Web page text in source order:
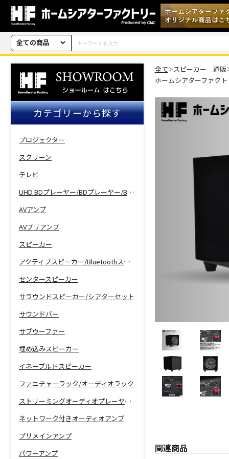
全ての商品
カテゴリーから探す
プロジェクター
スクリーン
テレビ
UHD BDプレーヤー/BDプレーヤー/BDレコーダー
AVアンプ
AVプリアンプ
スピーカー
アクティブスピーカー/Bluetoothスピーカー
センタースピーカー
サラウンドスピーカー/シアターセット
サウンドバー
サブウーファー
埋め込みスピーカー
イネーブルドスピーカー
ファニチャーラック/オーディオラック
ストリーミングオーディオプレーヤー/ネットワーク機能付きCDプレーヤー
ネットワーク付きオーディオアンプ
プリメインアンプ
パワーアンプ
全て＞スピーカー 通販
ホームシアターファク
関連商品